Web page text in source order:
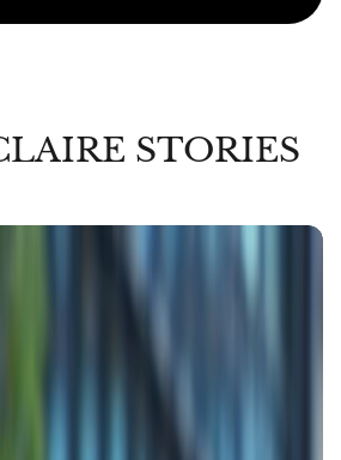
STORIES